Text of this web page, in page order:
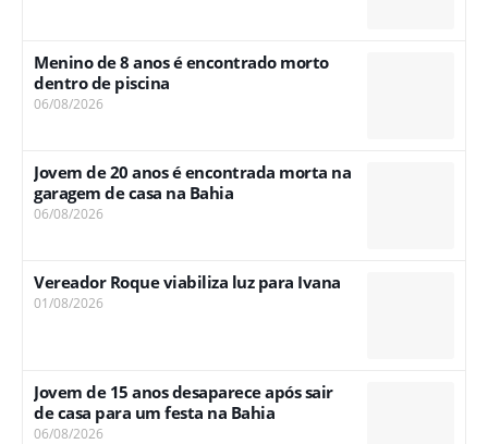
Menino de 8 anos é encontrado morto
dentro de piscina
06/08/2026
Jovem de 20 anos é encontrada morta na
garagem de casa na Bahia
06/08/2026
Vereador Roque viabiliza luz para Ivana
01/08/2026
Jovem de 15 anos desaparece após sair
de casa para um festa na Bahia
06/08/2026